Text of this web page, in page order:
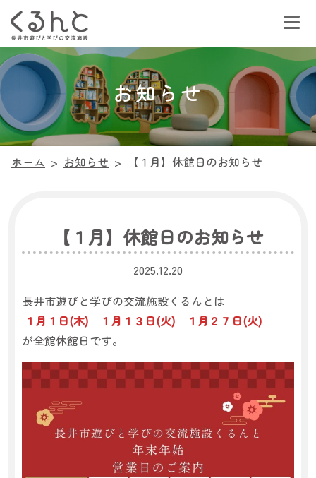
お知らせ
ホーム > お知らせ > 【１月】休館日のお知らせ
【１月】休館日のお知らせ
2025.12.20
長井市遊びと学びの交流施設くるんとは
１月１日(木) １月１３日(火) １月２７日(火)
が全館休館日です。